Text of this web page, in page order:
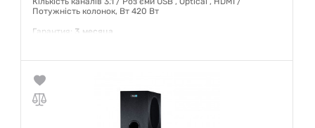
Потужність колонок, Вт 420 Вт
Гарантия: 3 месяца